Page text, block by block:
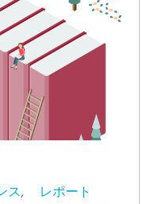
ス, レポート